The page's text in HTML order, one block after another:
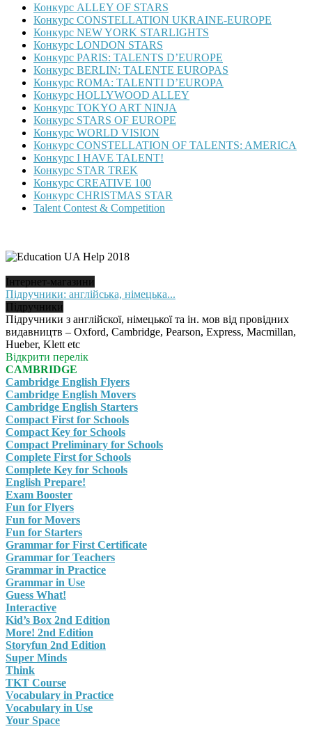
Конкурс ALLEY OF STARS
Конкурс CONSTELLATION UKRAINE-EUROPE
Конкурс NEW YORK STARLIGHTS
Конкурс LONDON STARS
Конкурс PARIS: TALENTS D’EUROPE
Конкурс BERLIN: TALENTE EUROPAS
Конкурс ROMA: TALENTI D’EUROPA
Конкурс HOLLYWOOD ALLEY
Конкурс TOKYO ART NINJA
Конкурс STARS OF EUROPE
Конкурс WORLD VISION
Конкурс CONSTELLATION OF TALENTS: AMERICA
Конкурс I HAVE TALENT!
Конкурс STAR TREK
Конкурс CREATIVE 100
Конкурс CHRISTMAS STAR
Talent Contest & Competition
Інтернет-магазини
Підручники: англійська, німецька...
Підручники
Підручники з англійскої, німецької та ін. мов від провідних
видавництв – Oxford, Cambridge, Pearson, Express, Macmillan,
Hueber, Klett etc
Відкрити перелік
CAMBRIDGE
Cambridge English Flyers
Cambridge English Movers
Cambridge English Starters
Compact First for Schools
Compact Key for Schools
Compact Preliminary for Schools
Complete First for Schools
Complete Key for Schools
English Prepare!
Exam Booster
Fun for Flyers
Fun for Movers
Fun for Starters
Grammar for First Certificate
Grammar for Teachers
Grammar in Practice
Grammar in Use
Guess What!
Interactive
Kid’s Box 2nd Edition
More! 2nd Edition
Storyfun 2nd Edition
Super Minds
Think
TKT Course
Vocabulary in Practice
Vocabulary in Use
Your Space